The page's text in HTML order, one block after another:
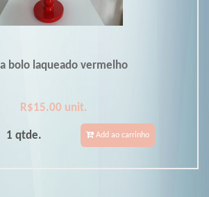
bolo laqueado vermelho
R$15.00 unit.
1 qtde. Add ao carrinho